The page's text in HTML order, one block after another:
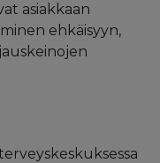
asiakkaan
ehkäisyyn,